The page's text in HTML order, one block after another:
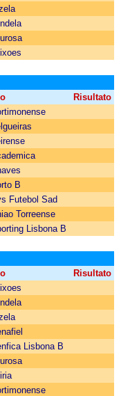
Risultato
B
Futebol Sad
Torreense
Lisbona B
Risultato
Lisbona B